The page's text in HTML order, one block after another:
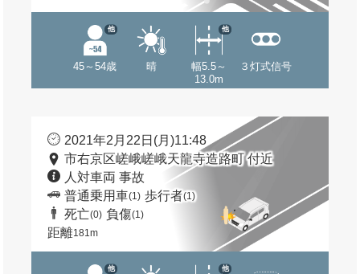
45～54歳
他
晴
幅5.5～
13.0m
他
３灯式信号
2021年2月22日(月)11:48
市右京区嵯峨嵯峨天龍寺造路町 付近
人対車両 事故
普通乗用車(1) 歩行者(1)
死亡(0) 負傷(1)
距離181m
他 他